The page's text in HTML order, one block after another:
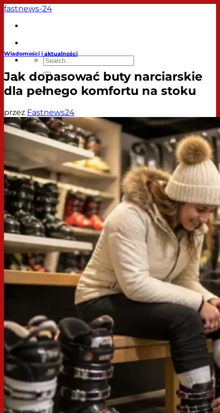
Przewiń
zawartości
fastnews-24
Wiadomości i aktualności
Jak dopasować buty narciarskie
dla pełnego komfortu na stoku
przez Fastnews24